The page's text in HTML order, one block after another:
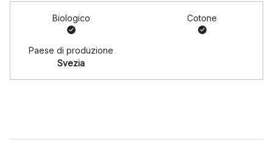
Biologico Cotone
Paese di produzione
Svezia